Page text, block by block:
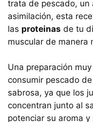
trata de pescado,
asimilación, esta
las proteinas de tu
muscular de manera
Una preparación
consumir pescado
sabrosa, ya que los
concentran junto al
potenciar su aroma